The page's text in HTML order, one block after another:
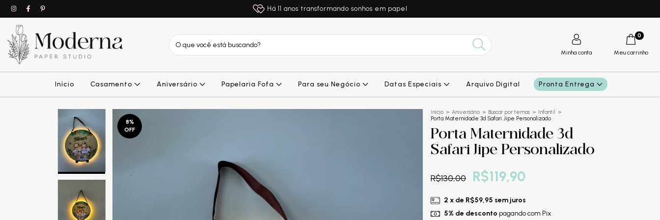
Há 11 anos transformando sonhos em papel
Minha conta Meu carrinho
0
Início Casamento Aniversário Papelaria Fofa Para seu Negócio Datas Especiais Arquivo Digital Pronta Entrega
8%
OFF
Início > Aniversário > Buscar por temas > Infantil
>
Porta Maternidade 3d Safari Jipe Personalizado
Porta Maternidade 3d
Safari Jipe Personalizado
R$130,00 R$119,90
2 x de R$59,95 sem juros
5% de desconto pagando com Pix